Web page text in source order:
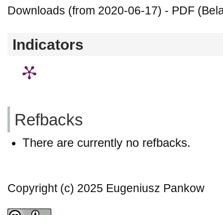
Downloads (from 2020-06-17) - PDF
Indicators
Refbacks
There are currently no refbacks.
Copyright (c) 2025 Eugeniusz Pankow